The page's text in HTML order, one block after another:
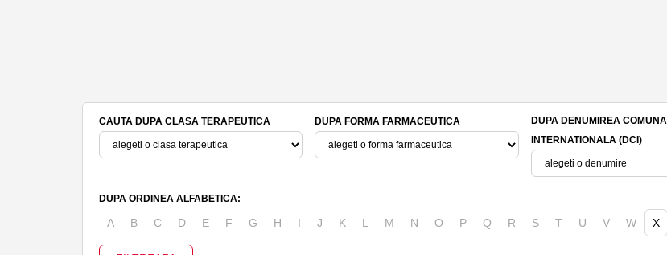
CAUTA DUPA CLASA TERAPEUTICA DUPA FORMA FARMACEUTICA
DUPA DENUMIREA COMUNA
INTERNATIONALA (DCI)
DUPA ORDINEA ALFABETICA:
A B C D E F G H I J K L M N O P Q R S T U V W X